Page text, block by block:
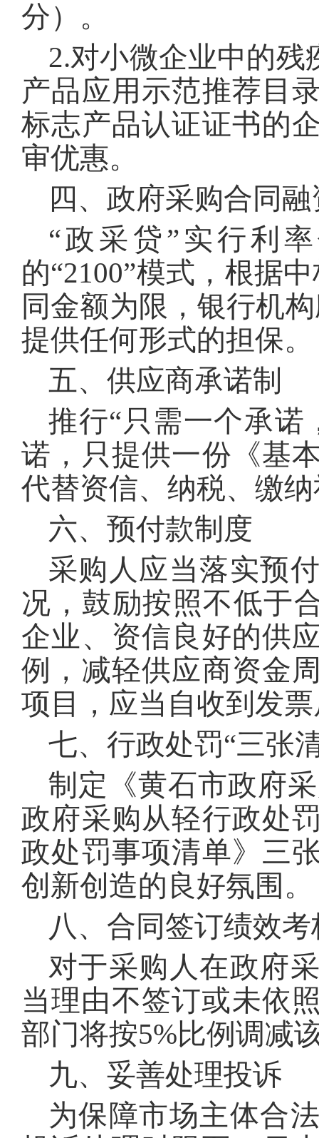
分）。
2.对小微企业中的
产品应用示范推荐目
标志产品认证证书的
审优惠。
四、政府采购合同
“政采贷”实行利
的“2100”模式，根据
同金额为限，银行机
提供任何形式的担保。
五、供应商承诺制
推行“只需一个承诺
诺，只提供一份《基
代替资信、纳税、缴
六、预付款制度
采购人应当落实预
况，鼓励按照不低于
企业、资信良好的供
例，减轻供应商资金
项目，应当自收到发
七、行政处罚“三张
制定《黄石市政府
政府采购从轻行政处
政处罚事项清单》三
创新创造的良好氛围。
八、合同签订绩效考
对于采购人在政府
当理由不签订或未依
部门将按5%比例调减
九、妥善处理投诉
为保障市场主体合